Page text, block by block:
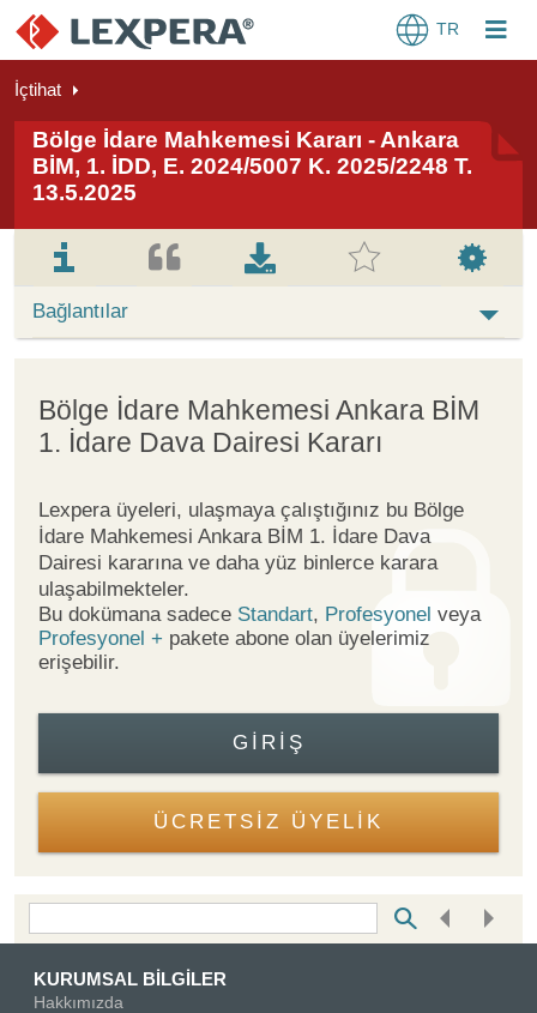
TR
İçtihat
Bölge İdare Mahkemesi Kararı - Ankara
BİM, 1. İDD, E. 2024/5007 K. 2025/2248 T.
13.5.2025
Bağlantılar
Bölge İdare Mahkemesi Ankara BİM
1. İdare Dava Dairesi Kararı
Lexpera üyeleri, ulaşmaya çalıştığınız bu Bölge
İdare Mahkemesi Ankara BİM 1. İdare Dava
Dairesi kararına ve daha yüz binlerce karara
ulaşabilmekteler.
Bu dokümana sadece Standart, Profesyonel veya
Profesyonel + pakete abone olan üyelerimiz
erişebilir.
GIRIŞ
ÜCRETSİZ ÜYELİK
KURUMSAL BİLGİLER
Hakkımızda